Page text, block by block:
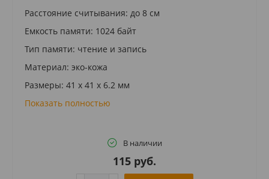
Расстояние считывания: до 8 см
Емкость памяти: 1024 байт
Тип памяти: чтение и запись
Материал: эко-кожа
Размеры: 41 x 41 x 6.2 мм
Показать полностью
В наличии
115 руб.